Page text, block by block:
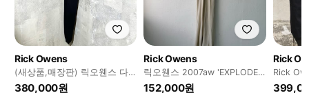
Rick Owens
(새상품,매장판) 릭오웬스 다
크쉐도우 에드푸 맥시 스커트
380,000원
Rick Owens
릭오웬스 2007aw 'EXPLODER'
비대칭 드레이프 스커트
152,000원
Rick
Rick
long